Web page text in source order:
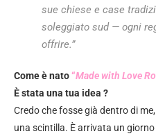
sue chiese e case
soleggiato sud — ogni
offrire.”
Come è nato“Made with Love
È stata una tua idea ?
Credo che fosse già dentro di
una scintilla. È arrivata un